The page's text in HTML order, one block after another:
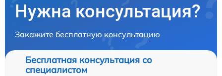
Нужна консультация?
Закажите бесплатную консультацию
Бесплатная консультация со
специалистом